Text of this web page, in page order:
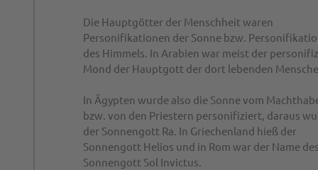
Die Hauptgötter der Menschheit waren
Personifikationen der Sonne bzw.
des Himmels. In Arabien war meist der
Mond der Hauptgott der dort lebenden
In Ägypten wurde also die Sonne vom
bzw. von den Priestern personifiziert, daraus
der Sonnengott Ra. In Griechenland hieß der
Sonnengott Helios und in Rom war der Name
Sonnengott Sol Invictus.